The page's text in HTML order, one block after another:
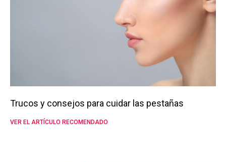
Trucos y consejos para cuidar las pestañas
VER EL ARTÍCULO RECOMENDADO